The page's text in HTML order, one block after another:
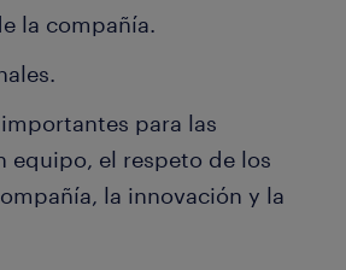
la compañía.
para las
equipo, el respeto de los
la innovación y la